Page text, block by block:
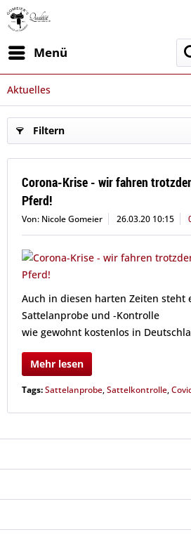
Menü
Aktuelles
Filtern
Corona-Krise - wir fahren
Pferd!
Von: Nicole Gomeier 26.03.20 10:15
Auch in diesen harten Zeiten steht
Sattelanprobe und -Kontrolle
wie gewohnt kostenlos in
Mehr lesen
Tags:Sattelanprobe,Sattelkontrolle,